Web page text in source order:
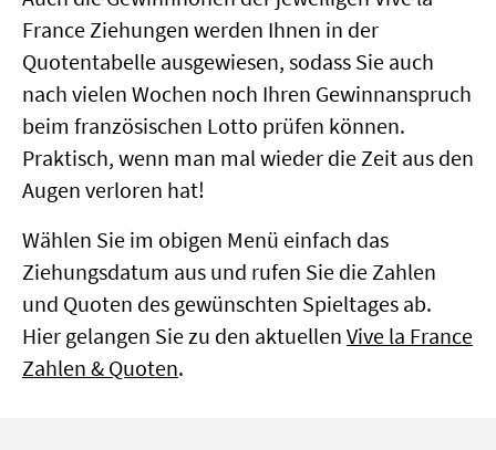
France Ziehungen werden Ihnen in der
Quotentabelle ausgewiesen, sodass Sie auch
nach vielen Wochen noch Ihren Gewinnanspruch
beim französischen Lotto prüfen können.
Praktisch, wenn man mal wieder die Zeit aus den
Augen verloren hat!
Wählen Sie im obigen Menü einfach das
Ziehungsdatum aus und rufen Sie die Zahlen
und Quoten des gewünschten Spieltages ab.
Hier gelangen Sie zu den aktuellen Vive la France
Zahlen & Quoten.